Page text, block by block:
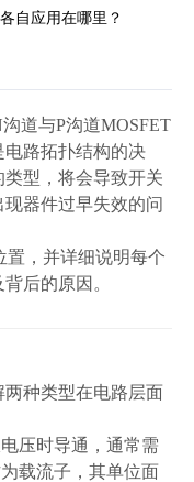
自应用在哪里？
沟道与P沟道MOSFET
路拓扑结构的决
型，将会导致开关
器件过早失效的问
置，并详细说明每个
后的原因 。
种类型在电路层面
压时导通，通常需
载流子，其单位面